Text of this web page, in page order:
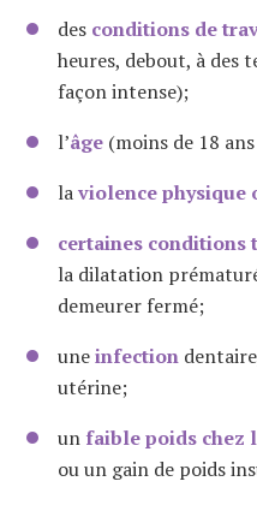
des conditions de
heures, debout, à des
façon intense);
l’âge (moins de 18
laviolence physique
certaines conditions
la dilatation
demeurer fermé;
uneinfection
utérine;
un faible poids chez
ou un gain de poids